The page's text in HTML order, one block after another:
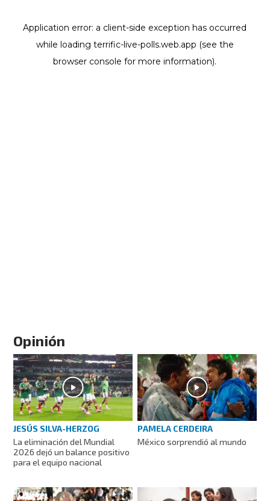
Opinión
JESÚS SILVA-HERZOG
La eliminación del Mundial
2026 dejó un balance positivo
para el equipo nacional
PAMELA CERDEIRA
México sorprendió al mundo